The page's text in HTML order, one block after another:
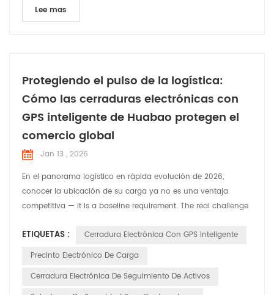
Lee mas
Protegiendo el pulso de la logística:
Cómo las cerraduras electrónicas con
GPS inteligente de Huabao protegen el
comercio global
Jan 13 , 2026
En el panorama logístico en rápida evolución de 2026,
conocer la ubicación de su carga ya no es una ventaja
competitiva — it is a baseline requirement. The real challenge
ensuring integrity, accountability, and real-time security from
the moment a container is sealed to the second it reaches its
ETIQUETAS :
Cerradura Electrónica Con GPS Inteligente
Precinto Electrónico De Carga
Cerradura Electrónica De Seguimiento De Activos